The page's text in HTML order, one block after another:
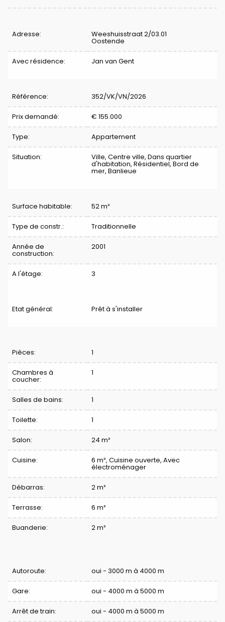
Caractéristiques
Adresse: Weeshuisstraat 2/03.01
Oostende
Avec résidence: Jan van Gent
Référence: 352/VK/VN/2026
Prix demandé: € 155.000
Type: Appartement
Situation: Ville, Centre ville, Dans quartier
d'habitation, Résidentiel, Bord de
mer, Banlieue
Surface habitable: 52 m²
Type de constr.: Traditionnelle
Année de
construction:
2001
A l'étage: 3
Etat général: Prêt à s'installer
Division
Pièces: 1
Chambres à
coucher:
1
Salles de bains: 1
Toilette: 1
Salon: 24 m²
Cuisine: 6 m², Cuisine ouverte, Avec
électroménager
Débarras: 2 m²
Terrasse: 6 m²
Buanderie: 2 m²
Confort
Autoroute: oui - 3000 m à 4000 m
Gare: oui - 4000 m à 5000 m
Arrêt de train: oui - 4000 m à 5000 m